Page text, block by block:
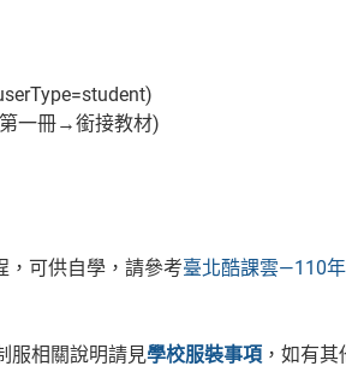
一冊→銜接教材)
，可供自學，請參考臺北酷課雲—110
服相關說明請見學校服裝事項，如有其